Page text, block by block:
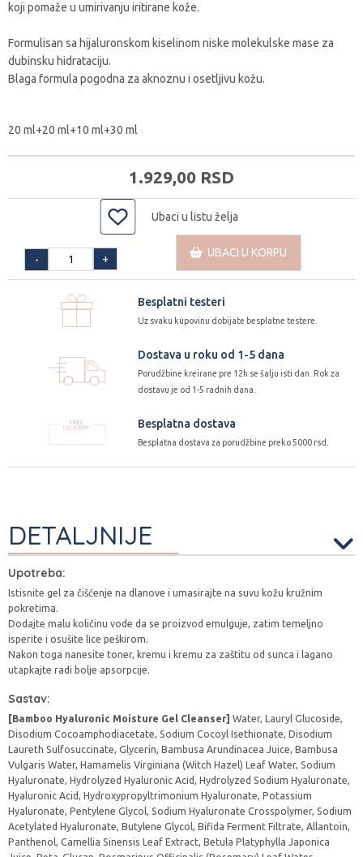
koji pomaže u umirivanju iritirane kože.
Formulisan sa hijaluronskom kiselinom niske molekulske mase za
dubinsku hidrataciju.
Blaga formula pogodna za aknoznu i osetljivu kožu.
20 ml+20 ml+10 ml+30 ml
1.929,00 RSD
+
-
Ubaci u listu želja
UBACI U KORPU
Besplatni testeri
Uz svaku kupovinu dobijate besplatne testere.
Dostava u roku od 1-5 dana
Porudžbine kreirane pre 12h se šalju isti dan. Rok za
dostavu je od 1-5 radnih dana.
Besplatna dostava
Besplatna dostava za porudžbine preko 5000 rsd.
DETALJNIJE
Upotreba:
Istisnite gel za čišćenje na dlanove i umasirajte na suvu kožu kružnim
pokretima.
Dodajte malu količinu vode da se proizvod emulguje, zatim temeljno
isperite i osušite lice peškirom.
Nakon toga nanesite toner, kremu i kremu za zaštitu od sunca i lagano
utapkajte radi bolje apsorpcije.
Sastav:
[Bamboo Hyaluronic Moisture Gel Cleanser] Water, Lauryl Glucoside,
Disodium Cocoamphodiacetate, Sodium Cocoyl Isethionate, Disodium
Laureth Sulfosuccinate, Glycerin, Bambusa Arundinacea Juice, Bambusa
Vulgaris Water, Hamamelis Virginiana (Witch Hazel) Leaf Water, Sodium
Hyaluronate, Hydrolyzed Hyaluronic Acid, Hydrolyzed Sodium Hyaluronate,
Hyaluronic Acid, Hydroxypropyltrimonium Hyaluronate, Potassium
Hyaluronate, Pentylene Glycol, Sodium Hyaluronate Crosspolymer, Sodium
Acetylated Hyaluronate, Butylene Glycol, Bifida Ferment Filtrate, Allantoin,
Panthenol, Camellia Sinensis Leaf Extract, Betula Platyphylla Japonica